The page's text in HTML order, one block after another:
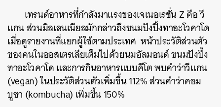
เทรนด์อาหารที่กำลังมาแรงของเจเนอเรชั่น Z คือ วี
แกน ส่วนมิลเลนเนียลมักกล่าวถึงขนมปังปิ้งทาอะโวคาโด
เมื่อดูรายงานที่แยกผู้ใช้ตามประเทศ หน้าประวัติส่วนตัว
ของคนในออสเตรเลียเต็มไปด้วยนมอัลมอนด์ ขนมปังปิ้ง
ทาอะโวคาโด และการกินอาหารแบบคีโต พบคำว่าวีแกน
(vegan) ในประวัติส่วนตัวเพิ่มขึ้น 112% ส่วนคำว่าคอม
บูชา ​(kombucha) เพิ่มขึ้น 150%